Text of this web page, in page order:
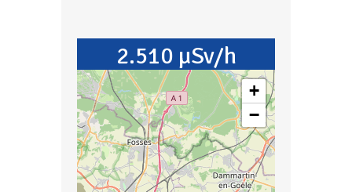
2.510 µSv/h
+
−